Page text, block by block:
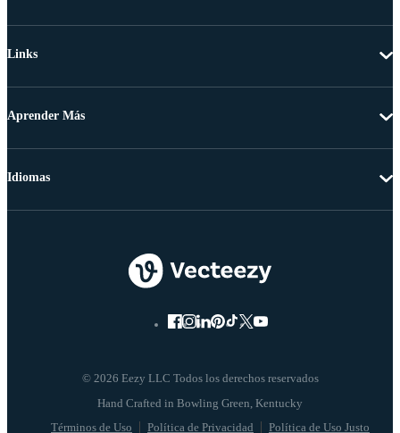
Links
Aprender Más
© 2026 Eezy LLC Todos los derechos reservados
Términos de Uso Política de Privacidad Política de Uso Justo
Idiomas